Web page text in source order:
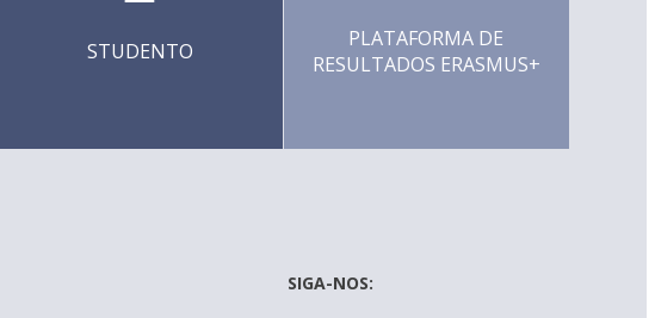
STUDENTO
PLATAFORMA DE
RESULTADOS ERASMUS+
SIGA-NOS: